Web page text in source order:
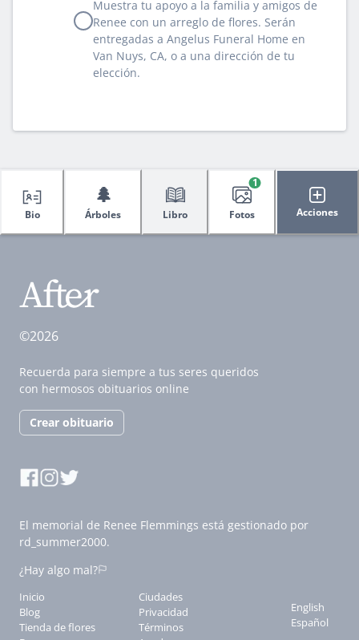
Muestra tu apoyo a la familia y amigos de
Renee con un arreglo de flores. Serán
entregadas a Angelus Funeral Home en
Van Nuys, CA, o a una dirección de tu
elección.
Bio
🌲
Árboles Libro Fotos
1
Acciones
©2026
Recuerda para siempre a tus seres queridos
con hermosos obituarios online
Crear obituario
El memorial de Renee Flemmings está gestionado por
rd_summer2000.
¿Hay algo mal?
Inicio
Blog
Tienda de flores
Ciudades
Privacidad
Términos
English
Español